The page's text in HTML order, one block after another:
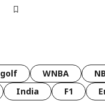
golf WNBA
India F1